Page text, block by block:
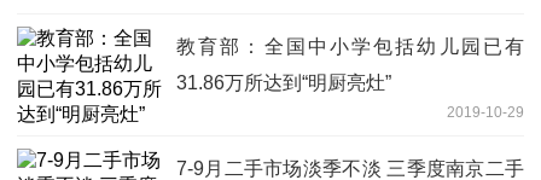
教育部：全国中小学包括幼儿园已有
31.86万所达到“明厨亮灶”
2019-10-29
7-9月二手市场淡季不淡 三季度南京二手